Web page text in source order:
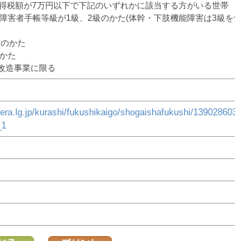
税額が7万円以下で下記のいずれかに該当する方がいる世帯
害者手帳等級が1級、2級のかた(体幹・下肢機能障害は3級
かた
た
造事業に限る
kurashi/fukushikaigo/shogaishafukushi/